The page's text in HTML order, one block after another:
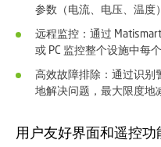
参数（电流、电压、温度
远程监控： 通过
或 PC 监控整个设施中每
高效故障排除：通过识别
地解决问题，最大限度地
用户友好界面和遥控功